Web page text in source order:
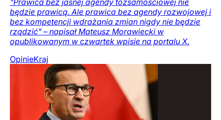
będzie prawicą. Ale prawica bez agendy rozwojowej i
bez kompetencji wdrażania zmian nigdy nie będzie
rządzić" – napisał Mateusz Morawiecki w
opublikowanym w czwartek wpisie na portalu X.
OpinieKraj